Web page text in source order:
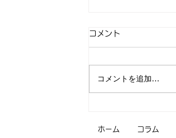
コメント
コメントを追加…
ホーム コラム